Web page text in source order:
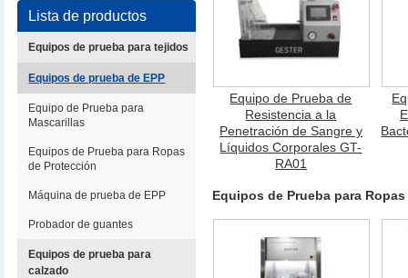
Lista de productos
Equipos de prueba para tejidos
Equipos de prueba de EPP
Equipo de Prueba para
Mascarillas
Equipos de Prueba para Ropas
de Protección
Máquina de prueba de EPP
Probador de guantes
Equipos de prueba para
calzado
Equipo de Prueba de
Resistencia a la
Penetración de Sangre y
Líquidos Corporales GT-
RA01
Equipos de Prueba para